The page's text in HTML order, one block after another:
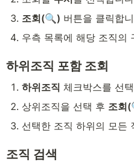
조회(🔍) 버튼을 클릭합
우측 목록에 해당 조직의
하위조직 포함 조회
하위조직 체크박스를 선
상위조직을 선택 후 조회
선택한 조직 하위의 모든
조직 검색